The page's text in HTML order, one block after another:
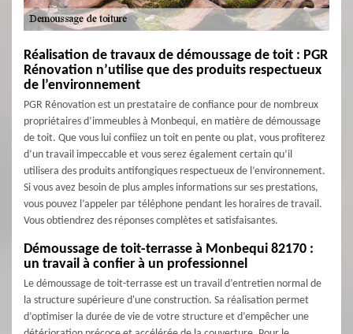
Réalisation de travaux de démoussage de toit : PGR
Rénovation n’utilise que des produits respectueux
de l’environnement
PGR Rénovation est un prestataire de confiance pour de nombreux
propriétaires d’immeubles à Monbequi, en matière de démoussage
de toit. Que vous lui confiiez un toit en pente ou plat, vous profiterez
d’un travail impeccable et vous serez également certain qu’il
utilisera des produits antifongiques respectueux de l’environnement.
Si vous avez besoin de plus amples informations sur ses prestations,
vous pouvez l’appeler par téléphone pendant les horaires de travail.
Vous obtiendrez des réponses complètes et satisfaisantes.
Démoussage de toit-terrasse à Monbequi 82170 :
un travail à confier à un professionnel
Le démoussage de toit-terrasse est un travail d’entretien normal de
la structure supérieure d'une construction. Sa réalisation permet
d’optimiser la durée de vie de votre structure et d’empêcher une